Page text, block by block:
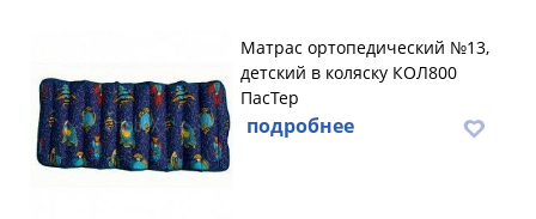
Матрас ортопедический №13,
детский в коляску КОЛ800
ПасТер
подробнее